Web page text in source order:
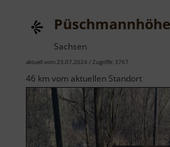
Püschmannhöhe
Sachsen
aktuell vom 23.07.2024 / Zugriffe: 3767
46 km vom aktuellen Standort